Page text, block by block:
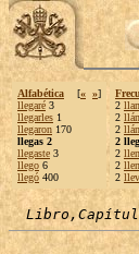
Alfabética [« »]
llegaré 3
llegarles 1
llegaron 170
llegas 2
llegaste 3
llego 6
llegó 400
2
2
2
2
2
2
2